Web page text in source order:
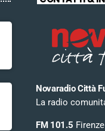
Novaradio Città
La radio
FM 101.5